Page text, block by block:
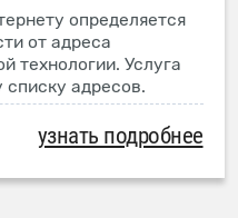
определяется
от адреса
технологии. Услуга
списку адресов.
узнать подробнее